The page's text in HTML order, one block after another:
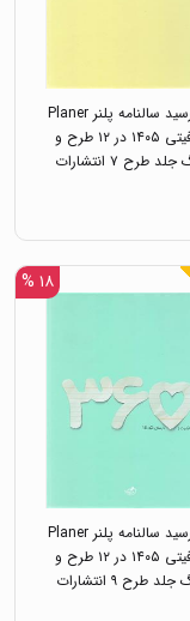
سر رسید سالنامه پلنر Planer
گرافیتی ۱۴۰۵ در ۱۲ طرح و
رنگ جلد طرح ۷ انتشارات
۱۸ %
سر رسید سالنامه پلنر Planer
گرافیتی ۱۴۰۵ در ۱۲ طرح و
رنگ جلد طرح ۹ انتشارات